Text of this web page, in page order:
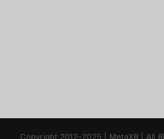
Copyright 2012–2025 | MetaXR | All